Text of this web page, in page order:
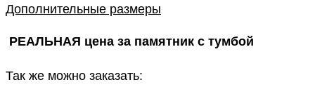
Дополнительные размеры
РЕАЛЬНАЯ цена за памятник с тумбой
Так же можно заказать: